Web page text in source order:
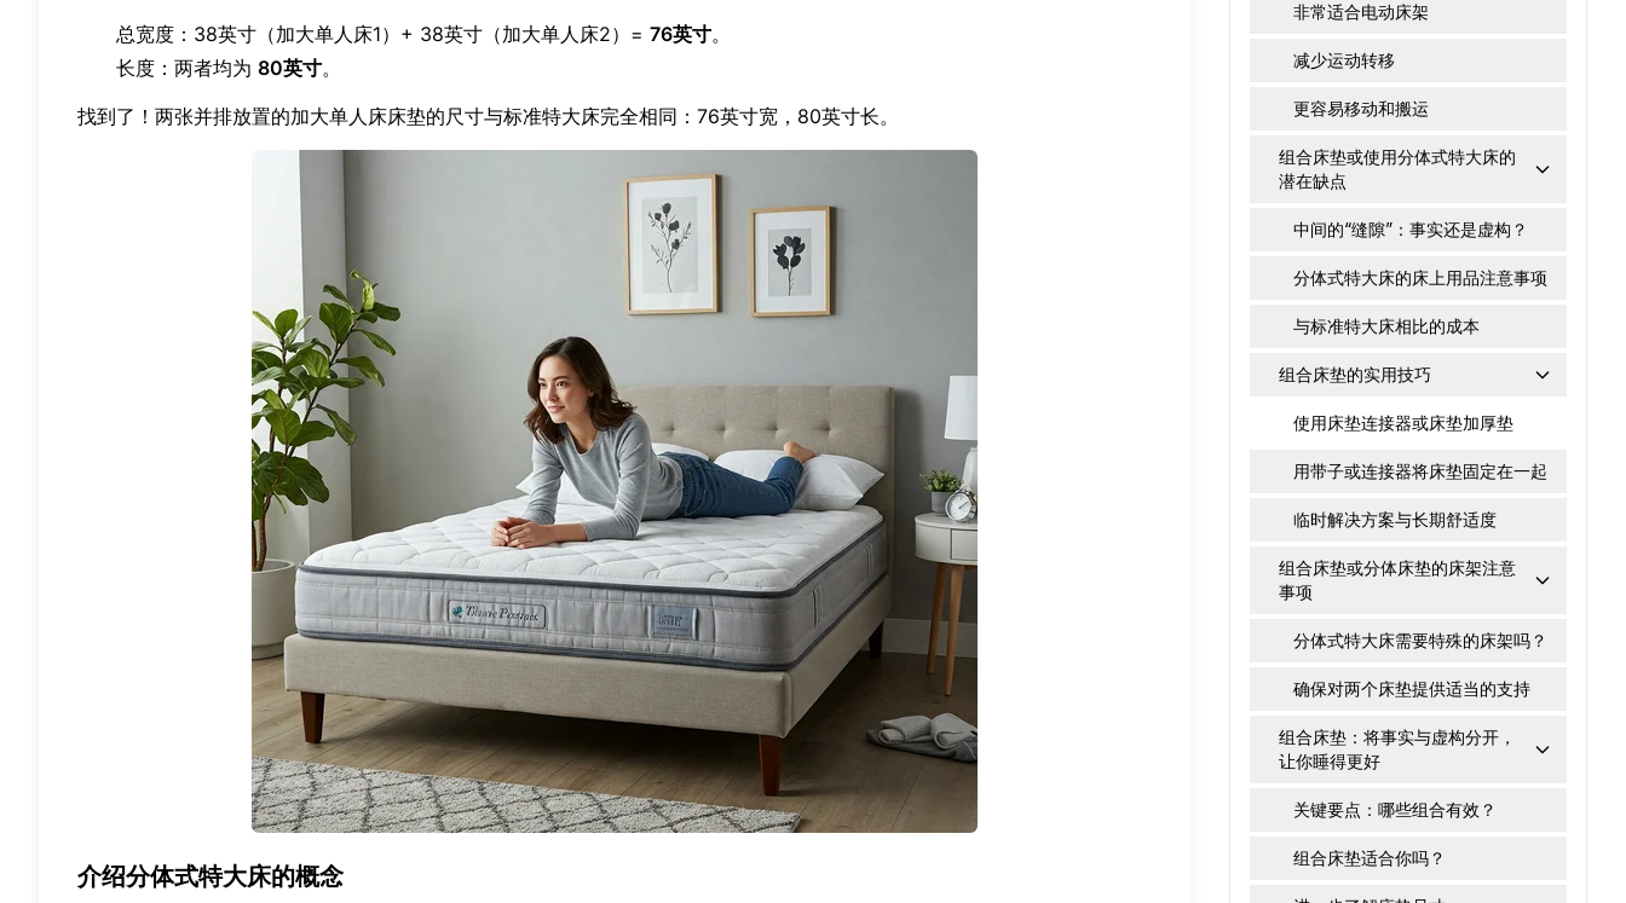
总宽度：38英寸（加大单人床1）+ 38英寸（加大单人床2）= 76英寸。
长度：两者均为 80英寸。
找到了！两张并排放置的加大单人床床垫的尺寸与标准特大床完全相同：76英寸宽，80英寸长。
介绍分体式特大床的概念
非常适合电动床架
减少运动转移
更容易移动和搬运
组合床垫或使用分体式特大床的
潜在缺点
中间的“缝隙”：事实还是虚构？
分体式特大床的床上用品注意事项
与标准特大床相比的成本
组合床垫的实用技巧
使用床垫连接器或床垫加厚垫
用带子或连接器将床垫固定在一起
临时解决方案与长期舒适度
组合床垫或分体床垫的床架注意
事项
分体式特大床需要特殊的床架吗？
确保对两个床垫提供适当的支持
组合床垫：将事实与虚构分开，
让你睡得更好
关键要点：哪些组合有效？
组合床垫适合你吗？